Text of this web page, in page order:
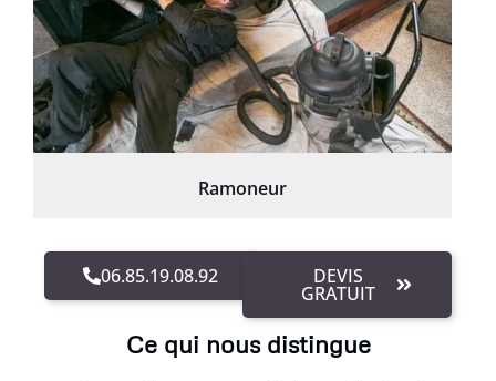
Ramoneur
06.85.19.08.92 DEVIS
GRATUIT
Ce qui nous distingue